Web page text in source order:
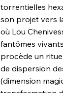
torrentielles
son projet vers
où Lou
fantômes
procède un
de dispersion
(dimension